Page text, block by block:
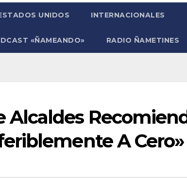
UNIDOS INTERNACIONALES
«ÑAMEANDO» RADIO ÑAMETINES
Alcaldes
A Cero»